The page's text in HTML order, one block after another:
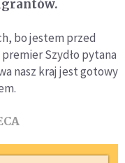
bo jestem przed
Szydło pytana
nasz kraj jest gotowy